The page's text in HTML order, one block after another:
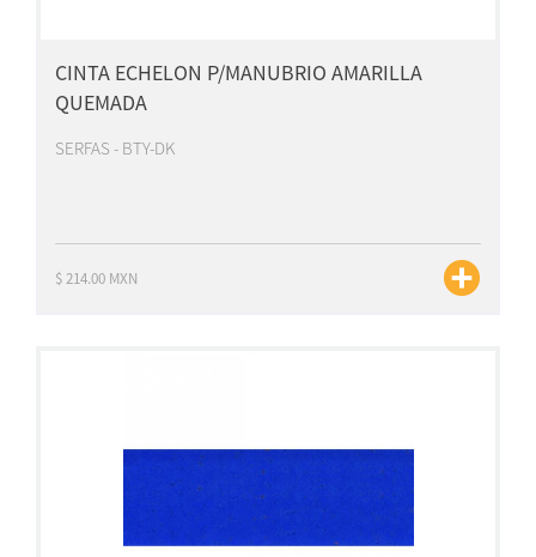
CINTA ECHELON P/MANUBRIO AMARILLA
QUEMADA
SERFAS - BTY-DK
$ 214.00 MXN